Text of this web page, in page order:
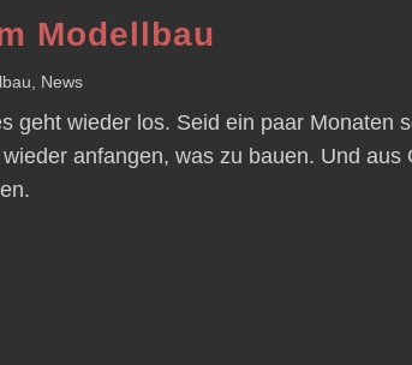
Modellbau
News
geht wieder los. Seid ein paar Monaten
anfangen, was zu bauen. Und